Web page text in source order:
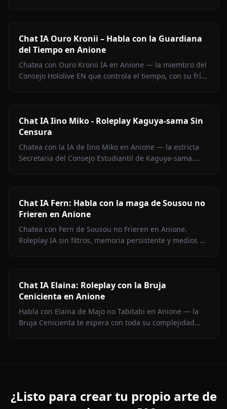
Chat IA Ouro Kronii – Habla con la Guardiana
del Tiempo en Anione
Chatea con Ouro Kronii IA en Anione — la miembro del
Consejo Hololive EN que controla el tiempo, con su frío
Chat IA Iino Miko - Roleplay Kaguya-sama Sin
Censura
Chatea con la IA de Iino Miko en Anione — la estricta
Secretaria del Consejo Estudiantil de Kaguya-sama.
Chat IA Fern: Habla con la maga de Sousou no
Frieren en Anione
Chatea con Fern de Sousou no Frieren en Anione.
Roleplay IA sin filtros, memoria persistente y medios en
Chat IA Elaina: Roleplay con la Bruja
Cenicienta en Anione
Habla con Elaina de Majo no Tabitabi en Anione — la
Bruja Cenicienta te espera con toda su complejidad
¿Listo para crear tu propio arte de